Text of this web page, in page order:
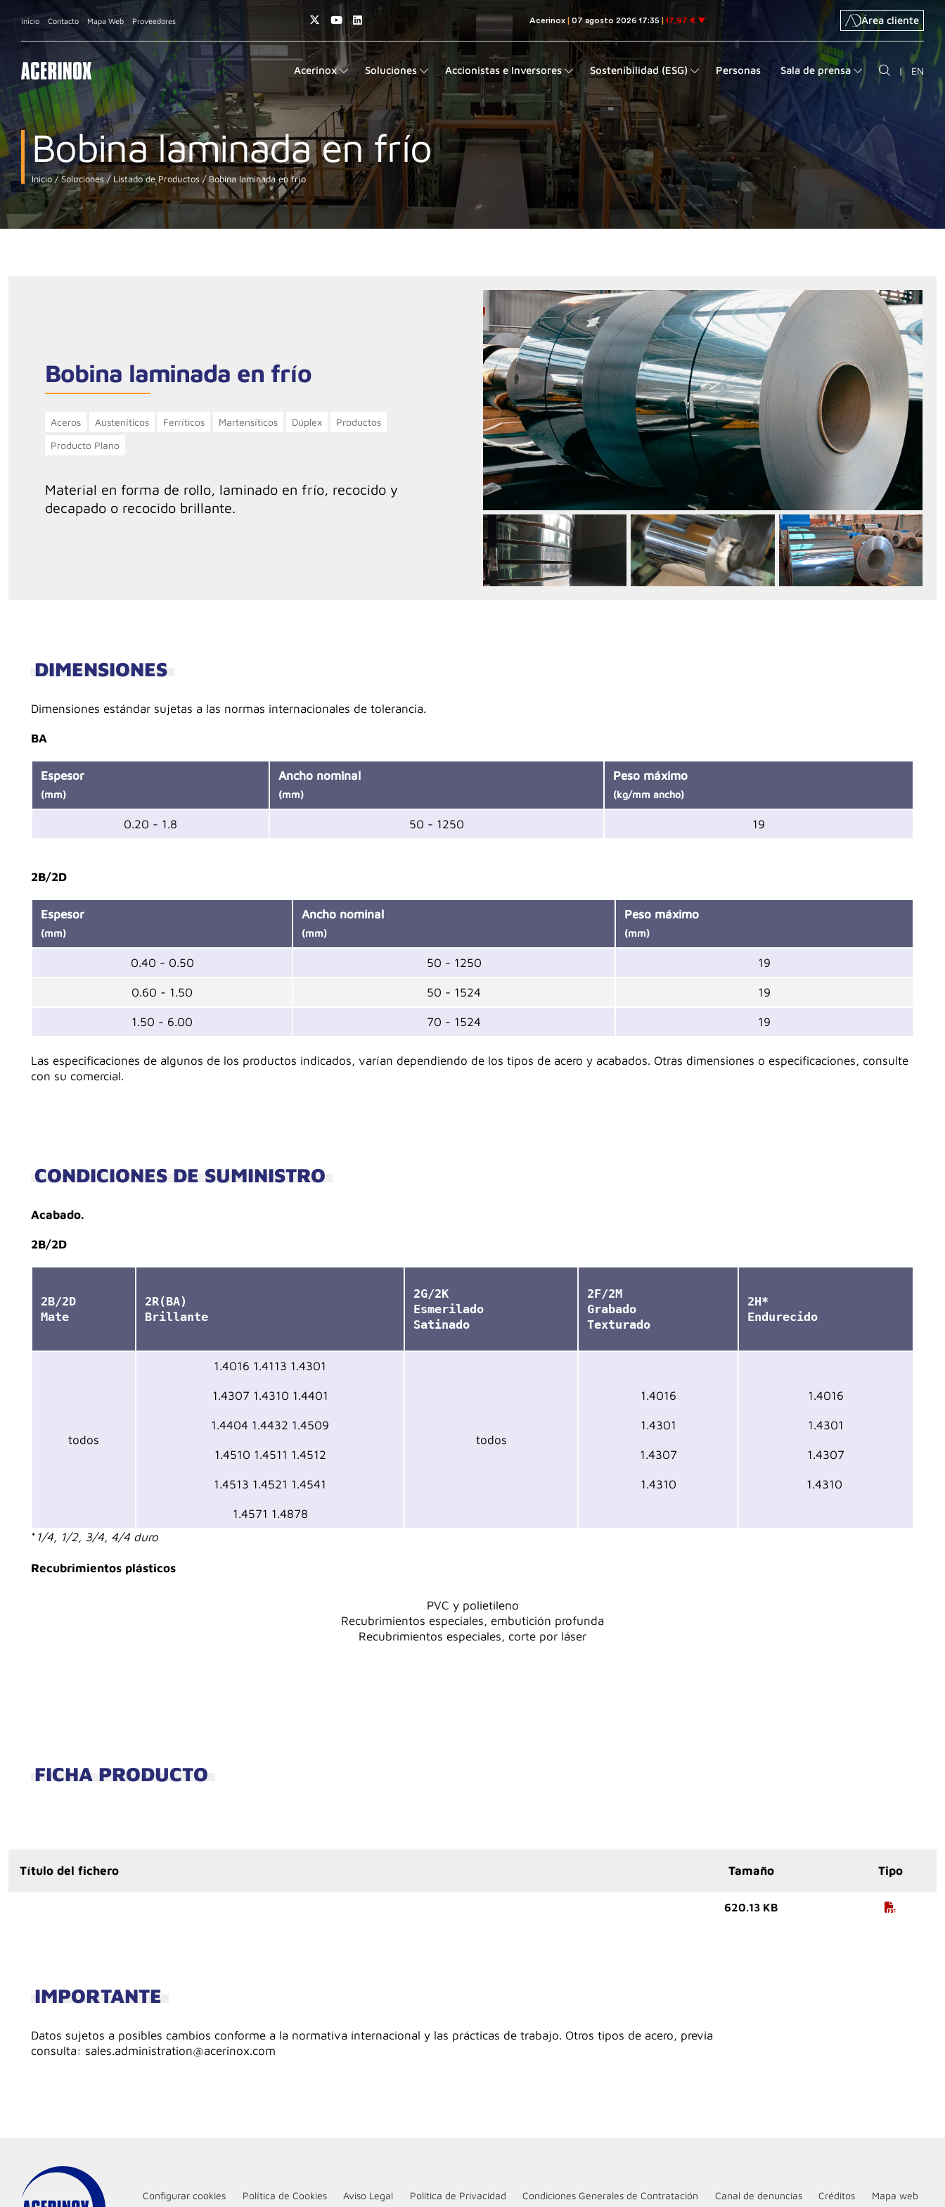
Inicio Contacto Mapa Web Proveedores Área cliente
Acerinox Soluciones Accionistas e Inversores Sostenibilidad (ESG) Personas Sala de prensa | EN
Bobina laminada en frío
Inicio Soluciones Listado de Productos Bobina laminada en frío
Bobina laminada en frío
Aceros Austeníticos Ferríticos Martensíticos Dúplex
Productos
Producto Plano
Material en forma de rollo, laminado en frío, recocido y
decapado o recocido brillante.
DIMENSIONES
Dimensiones estándar sujetas a las normas internacionales de tolerancia.
BA
Espesor
(mm)
Ancho nominal
(mm)
Peso máximo
(kg/mm ancho)
0.20 - 1.8 50 - 1250 19
2B/2D
Espesor
(mm)
Ancho nominal
(mm)
Peso máximo
(mm)
0.40 - 0.50 50 - 1250 19
0.60 - 1.50 50 - 1524 19
1.50 - 6.00 70 - 1524 19
Las especificaciones de algunos de los productos indicados, varían dependiendo de los tipos de acero y acabados. Otras dimensiones o especificaciones, consulte
con su comercial.
CONDICIONES DE SUMINISTRO
Acabado.
2B/2D
2B/2D
Mate
2R(BA)
Brillante
2G/2K
Esmerilado
Satinado
2F/2M
Grabado
Texturado
2H*
Endurecido
todos
1.4016 1.4113 1.4301
1.4307 1.4310 1.4401
1.4404 1.4432 1.4509
1.4510 1.4511 1.4512
1.4513 1.4521 1.4541
1.4571 1.4878
todos
1.4016
1.4301
1.4307
1.4310
1.4016
1.4301
1.4307
1.4310
* 1/4, 1/2, 3/4, 4/4 duro
Recubrimientos plásticos
PVC y polietileno
Recubrimientos especiales, embutición profunda
Recubrimientos especiales, corte por láser
FICHA PRODUCTO
Título del fichero Tamaño Tipo
620.13 KB
IMPORTANTE
Datos sujetos a posibles cambios conforme a la normativa internacional y las prácticas de trabajo. Otros tipos de acero, previa
consulta: sales.administration@acerinox.com
Configurar cookies Política de Cookies Aviso Legal Politica de Privacidad Condiciones Generales de Contratación Canal de denuncias Créditos Mapa web